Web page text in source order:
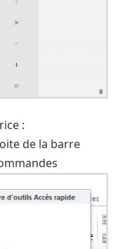
:
de la barre